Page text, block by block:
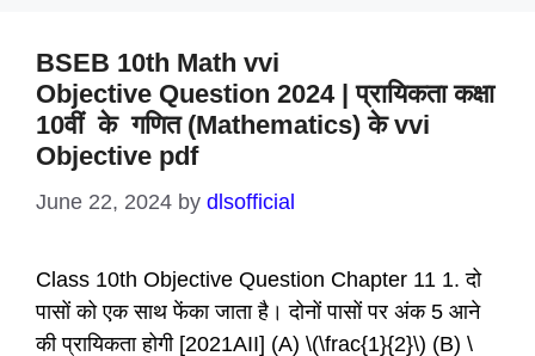
BSEB 10th Math vvi
Objective Question 2024 | प्रायिकता कक्षा
10वीं के गणित (Mathematics) के vvi
Objective pdf
June 22, 2024 by dlsofficial
Class 10th Objective Question Chapter 11 1. दो
पासों को एक साथ फेंका जाता है। दोनों पासों पर अंक 5 आने
की प्रायिकता होगी [2021AII] (A) \(\frac{1}{2}\) (B) \